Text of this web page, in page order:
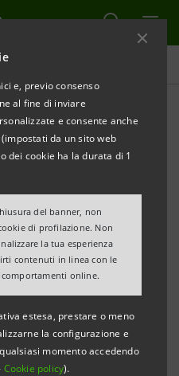
e, previo consenso
al fine di inviare
e consente anche
da un sito web
dei cookie ha la durata di 1
del banner, non
di profilazione. Non
la tua esperienza
contenuti in linea con le
online.
estesa, prestare o meno
la configurazione e
momento accedendo
Cookie policy).
Comunità